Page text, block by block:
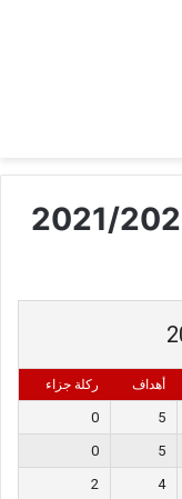
أهداف ركلة جزاء
5
0
5
0
4
2